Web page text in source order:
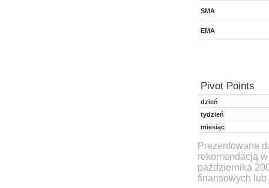
SMA
EMA
Pivot Points
dzień
tydzień
miesiąc
Prezentowane
rekomendacją
października
finansowych lub